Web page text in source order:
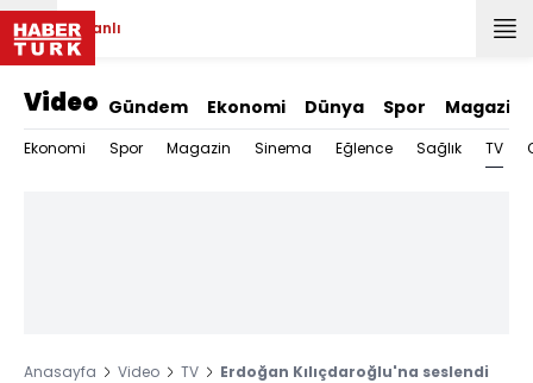
Canlı
Video Gündem Ekonomi Dünya Spor Magazin
Ekonomi Spor Magazin Sinema Eğlence Sağlık TV
Anasayfa Video TV Erdoğan Kılıçdaroğlu'na seslendi